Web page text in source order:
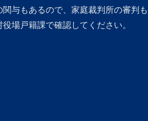
与もあるので、家庭裁判所の審判
場戸籍課で確認してください。